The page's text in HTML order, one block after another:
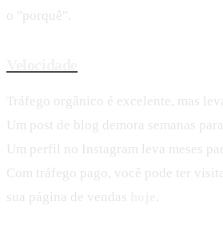
o "porquê".
Tráfego orgânico é excelente, mas
Um post de blog demora semanas
Um perfil no Instagram leva meses
Com tráfego pago, você pode ter
sua página de vendas